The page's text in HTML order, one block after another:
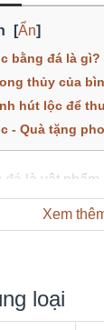
[Ẩn]
bằng đá là gì?
thủy của
hút lộc để
- Quà tặng
đá là vật
không những
nội thất, thể
Xem
loại